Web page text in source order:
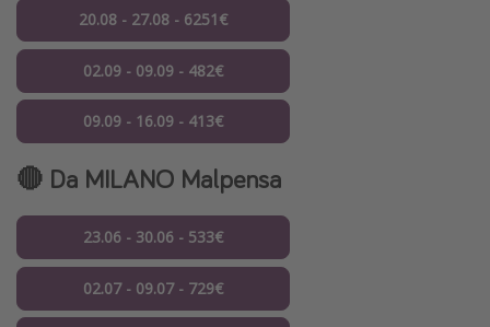
20.08 - 27.08 - 6251€
02.09 - 09.09 - 482€
09.09 - 16.09 - 413€
🔴 Da MILANO Malpensa
23.06 - 30.06 - 533€
02.07 - 09.07 - 729€